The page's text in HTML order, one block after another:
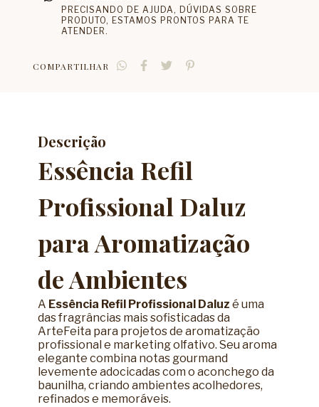
PRECISANDO DE AJUDA, DÚVIDAS SOBRE
PRODUTO, ESTAMOS PRONTOS PARA TE
ATENDER.
COMPARTILHAR
Descrição
Essência Refil
Profissional Daluz
para Aromatização
de Ambientes
A Essência Refil Profissional Daluz é uma
das fragrâncias mais sofisticadas da
ArteFeita para projetos de aromatização
profissional e marketing olfativo. Seu aroma
elegante combina notas gourmand
levemente adocicadas com o aconchego da
baunilha, criando ambientes acolhedores,
refinados e memoráveis.